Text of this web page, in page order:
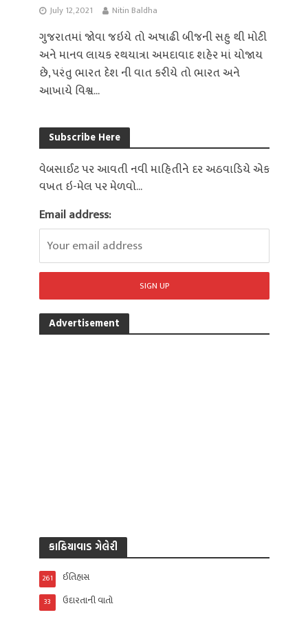
July 12, 2021 Nitin Baldha
ગુજરાતમાં જોવા જઇયે તો અષાઢી બીજની સહુ થી મોટી
અને માનવ લાયક રથયાત્રા અમદાવાદ શહેર માં યોજાય
છે, પરંતુ ભારત દેશ ની વાત કરીયે તો ભારત અને
આખાયે વિશ્વ...
Subscribe Here
વેબસાઈટ પર આવતી નવી માહિતીને દર અઠવાડિયે એક
વખત ઇ-મેલ પર મેળવો...
Email address:
Advertisement
કાઠિયાવાડ ગેલેરી
ઈતિહાસ
261
ઉદારતાની વાતો
33